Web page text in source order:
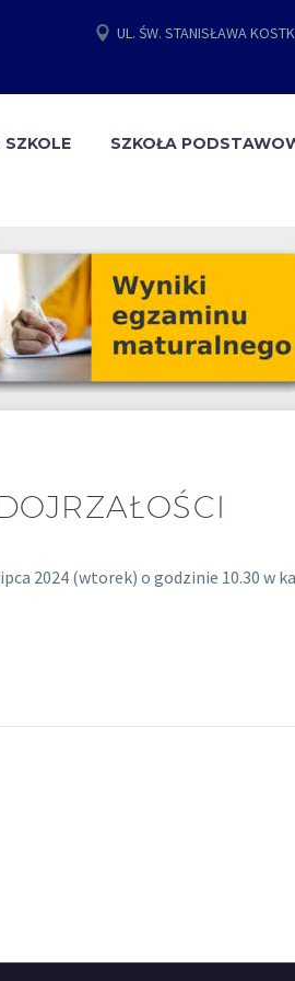
UL. ŚW. STANISŁAWA
SZKOLE SZKOŁA
2024 (wtorek) o godzinie 10.30